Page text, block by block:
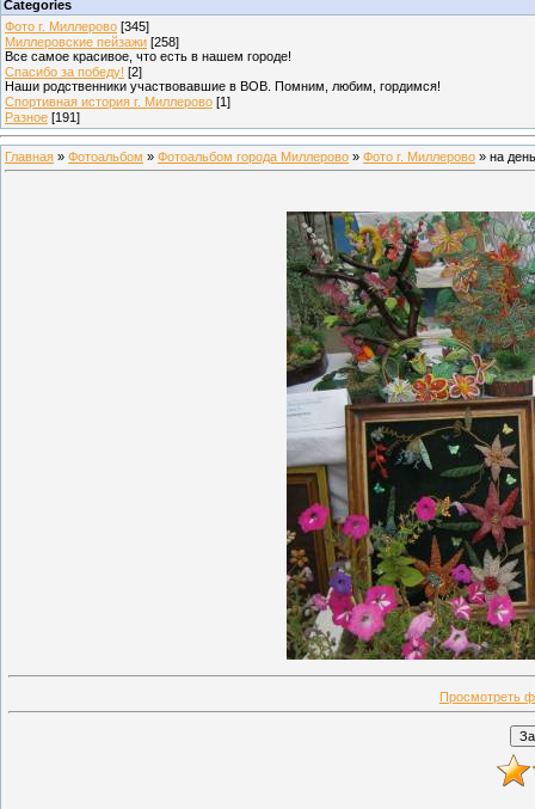
Categories
Фото г. Миллерово [345]
Миллеровские пейзажи [258]
Все самое красивое, что есть в нашем городе!
Спасибо за победу! [2]
Наши родственники участвовавшие в ВОВ. Помним, любим, гордимся!
Спортивная история г. Миллерово [1]
Разное [191]
Главная » Фотоальбом » Фотоальбом города Миллерово » Фото г. Миллерово » на
Просмотреть